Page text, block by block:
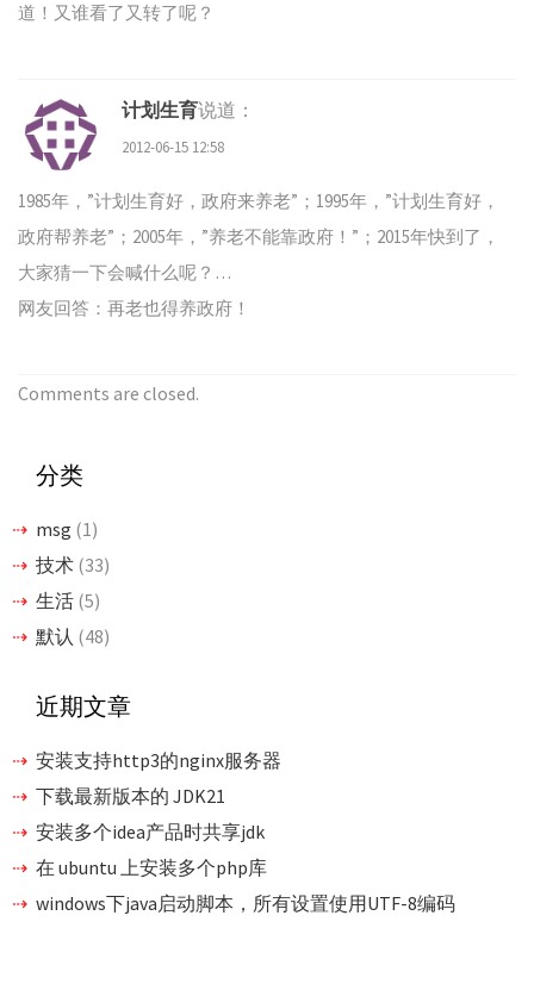
道！又谁看了又转了呢？
计划生育说道：
2012-06-15 12:58
1985年，”计划生育好，政府来养老”；1995年，”计划生育好，
政府帮养老”；2005年，”养老不能靠政府！”；2015年快到了，
大家猜一下会喊什么呢？…
网友回答：再老也得养政府！
Comments are closed.
分类
msg (1)
技术 (33)
生活 (5)
默认 (48)
近期文章
安装支持http3的nginx服务器
下载最新版本的 JDK21
安装多个idea产品时共享jdk
在 ubuntu 上安装多个php库
windows下java启动脚本，所有设置使用UTF-8编码